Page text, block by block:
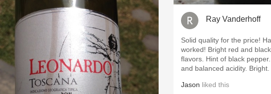
Ray Vanderhoff
Solid quality for the price! Had it chilled and it
worked! Bright red and black fruit aromas and
flavors. Hint of black pepper. Smooth tannins
and balanced acidity. Bright.
Jason liked this